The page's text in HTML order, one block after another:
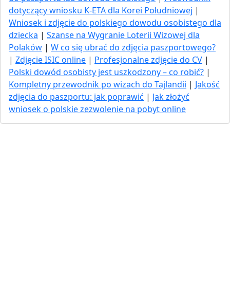
dotyczący wniosku K-ETA dla Korei Południowej |
Wniosek i zdjęcie do polskiego dowodu osobistego dla
dziecka | Szanse na Wygranie Loterii Wizowej dla
Polaków | W co się ubrać do zdjęcia paszportowego?
| Zdjęcie ISIC online | Profesjonalne zdjęcie do CV |
Polski dowód osobisty jest uszkodzony – co robić? |
Kompletny przewodnik po wizach do Tajlandii | Jakość
zdjęcia do paszportu: jak poprawić | Jak złożyć
wniosek o polskie zezwolenie na pobyt online